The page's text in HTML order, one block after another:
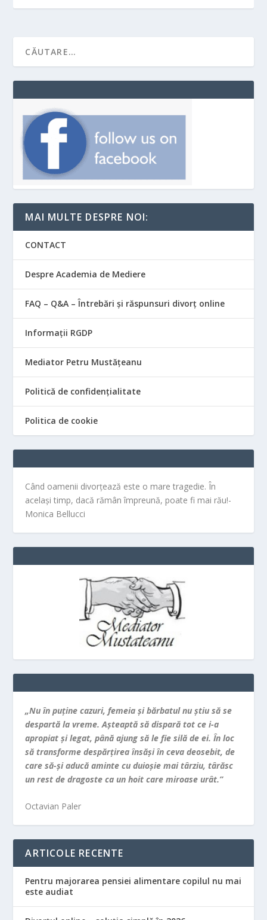
MAI MULTE DESPRE NOI:
CONTACT
Despre Academia de Mediere
FAQ – Q&A – Întrebări și răspunsuri divorț online
Informații RGDP
Mediator Petru Mustățeanu
Politică de confidențialitate
Politica de cookie
Când oamenii divorțează este o mare tragedie. În
același timp, dacă rămân împreună, poate fi mai rău!-
Monica Bellucci
„Nu în puţine cazuri, femeia şi bărbatul nu ştiu să se
despartă la vreme. Aşteaptă să dispară tot ce i-a
apropiat şi legat, până ajung să le fie silă de ei. În loc
să transforme despărţirea însăşi în ceva deosebit, de
care să-şi aducă aminte cu duioşie mai târziu, târăsc
un rest de dragoste ca un hoit care miroase urât.”
Octavian Paler
ARTICOLE RECENTE
Pentru majorarea pensiei alimentare copilul nu mai
este audiat